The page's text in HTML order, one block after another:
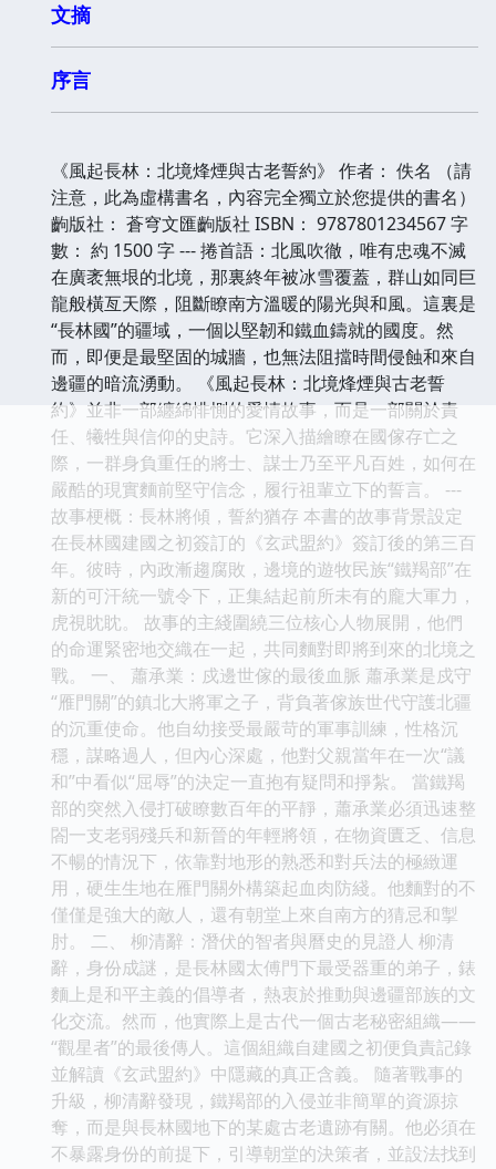
文摘
序言
《風起長林：北境烽煙與古老誓約》 作者： 佚名 （請
注意，此為虛構書名，內容完全獨立於您提供的書名）
齣版社： 蒼穹文匯齣版社 ISBN： 9787801234567 字
數： 約 1500 字 --- 捲首語：北風吹徹，唯有忠魂不滅
在廣袤無垠的北境，那裏終年被冰雪覆蓋，群山如同巨
龍般橫亙天際，阻斷瞭南方溫暖的陽光與和風。這裏是
“長林國”的疆域，一個以堅韌和鐵血鑄就的國度。然
而，即便是最堅固的城牆，也無法阻擋時間侵蝕和來自
邊疆的暗流湧動。 《風起長林：北境烽煙與古老誓
約》並非一部纏綿悱惻的愛情故事，而是一部關於責
任、犧牲與信仰的史詩。它深入描繪瞭在國傢存亡之
際，一群身負重任的將士、謀士乃至平凡百姓，如何在
嚴酷的現實麵前堅守信念，履行祖輩立下的誓言。 ---
故事梗概：長林將傾，誓約猶存 本書的故事背景設定
在長林國建國之初簽訂的《玄武盟約》簽訂後的第三百
年。彼時，內政漸趨腐敗，邊境的遊牧民族“鐵羯部”在
新的可汗統一號令下，正集結起前所未有的龐大軍力，
虎視眈眈。 故事的主綫圍繞三位核心人物展開，他們
的命運緊密地交織在一起，共同麵對即將到來的北境之
戰。 一、 蕭承業：戍邊世傢的最後血脈 蕭承業是戍守
“雁門關”的鎮北大將軍之子，背負著傢族世代守護北疆
的沉重使命。他自幼接受最嚴苛的軍事訓練，性格沉
穩，謀略過人，但內心深處，他對父親當年在一次“議
和”中看似“屈辱”的決定一直抱有疑問和掙紮。 當鐵羯
部的突然入侵打破瞭數百年的平靜，蕭承業必須迅速整
閤一支老弱殘兵和新晉的年輕將領，在物資匱乏、信息
不暢的情況下，依靠對地形的熟悉和對兵法的極緻運
用，硬生生地在雁門關外構築起血肉防綫。他麵對的不
僅僅是強大的敵人，還有朝堂上來自南方的猜忌和掣
肘。 二、 柳清辭：潛伏的智者與曆史的見證人 柳清
辭，身份成謎，是長林國太傅門下最受器重的弟子，錶
麵上是和平主義的倡導者，熱衷於推動與邊疆部族的文
化交流。然而，他實際上是古代一個古老秘密組織——
“觀星者”的最後傳人。這個組織自建國之初便負責記錄
並解讀《玄武盟約》中隱藏的真正含義。 隨著戰事的
升級，柳清辭發現，鐵羯部的入侵並非簡單的資源掠
奪，而是與長林國地下的某處古老遺跡有關。他必須在
不暴露身份的前提下，引導朝堂的決策者，並設法找到